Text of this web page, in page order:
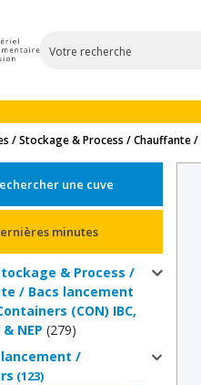
/ Stockage & Process / Chauffante /
une cuve
minutes
& Process /
/ Bacs lancement
(CON) IBC,
& NEP (279)
lancement /
(123)